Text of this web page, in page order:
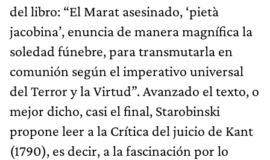
del libro: “El Marat asesinado, ‘pietà
jacobina’, enuncia de manera magnífica la
soledad fúnebre, para transmutarla en
comunión según el imperativo universal
del Terror y la Virtud”. Avanzado el texto, o
mejor dicho, casi el final, Starobinski
propone leer a la Crítica del juicio de Kant
(1790), es decir, a la fascinación por lo